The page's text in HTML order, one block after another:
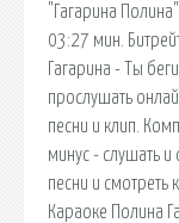
"Гагарина
03:27 мин.
Гагарина - Ты
прослушать
песни и клип.
минус - слушать и
песни и смотреть
Караоке Полина